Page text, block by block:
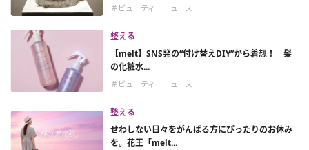
＃ビューティーニュース
整える
【melt】SNS発の“付け替えDIY”から着想！ 髪
の化粧水...
＃ビューティーニュース
整える
せわしない日々をがんばる方にぴったりのお休み
を。花王「melt...